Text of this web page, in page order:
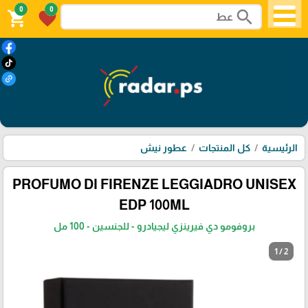
search
0
favorite
0
shopping_cart
الرئيسية كل المنتجات عطور نيش
PROFUMO DI FIRENZE LEGGIADRO UNISEX
EDP 100ML
بروفومو دي فيرينزي ليجيادرو - للجنسين - 100 مل
1 / 2